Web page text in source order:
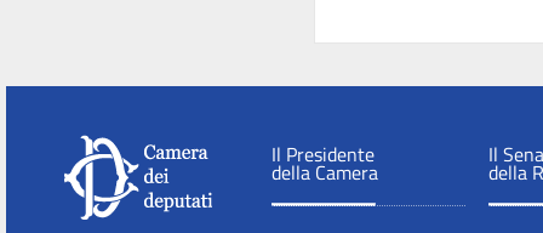
Il Presidente
della Camera
Il
della